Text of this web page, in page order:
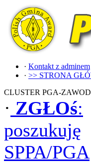
· Kontakt z adminem
· >> STRONA
CLUSTER PGA-
· ZGŁOś:
poszukuję
SPPA/PGA